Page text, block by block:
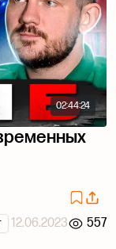
02:44:24
12.06.2023 557